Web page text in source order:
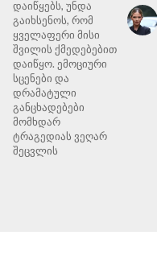
დაიწყებს, უნდა
გაიხსენოს, რომ
ყველაფერი მისი
შვილის ქმედებებით
დაიწყო. ემოციური
სცენები და
დრამატული
განცხადებები
მომხდარ
ტრაგედიას ვეღარ
შეცვლის